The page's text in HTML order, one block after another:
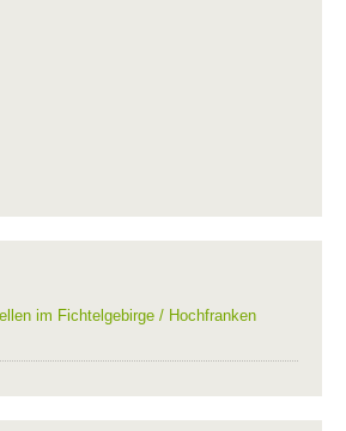
im Fichtelgebirge / Hochfranken